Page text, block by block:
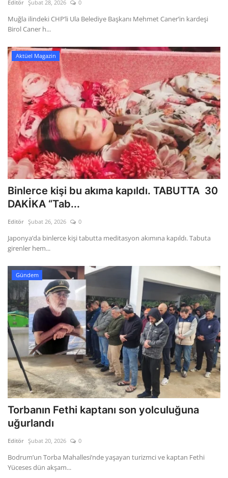
Editör Şubat 28, 2026 0
Muğla ilindeki CHP’li Ula Belediye Başkanı Mehmet Caner’in kardeşi
Birol Caner h...
Aktüel Magazin
Binlerce kişi bu akıma kapıldı. TABUTTA 30
DAKİKA “Tab...
Editör Şubat 26, 2026 0
Japonya’da binlerce kişi tabutta meditasyon akımına kapıldı. Tabuta
girenler hem...
Gündem
Torbanın Fethi kaptanı son yolculuğuna
uğurlandı
Editör Şubat 20, 2026 0
Bodrum’un Torba Mahallesi’nde yaşayan turizmci ve kaptan Fethi
Yüceses dün akşam...